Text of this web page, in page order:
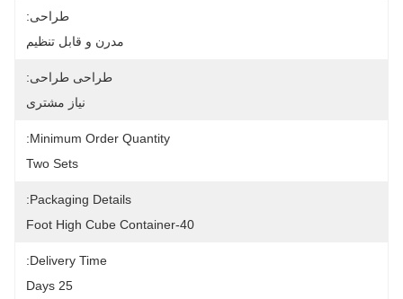
طراحی:
مدرن و قابل تنظیم
طراحی طراحی:
نیاز مشتری
Minimum Order Quantity:
Two Sets
Packaging Details:
40-Foot High Cube Container
Delivery Time:
25 Days